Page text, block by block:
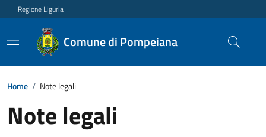
Regione Liguria
Comune di Pompeiana
Home / Note legali
Note legali